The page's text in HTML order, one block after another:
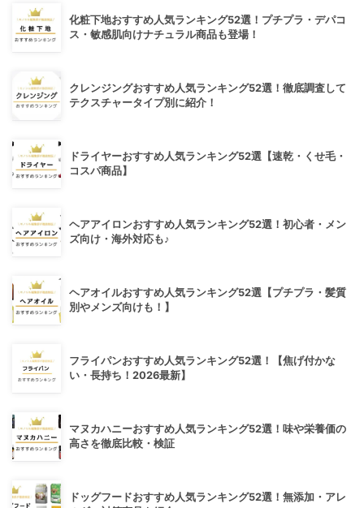
化粧下地おすすめ人気ランキング52選！プチプラ・デパコ
ス・敏感肌向けナチュラル商品も登場！
クレンジングおすすめ人気ランキング52選！徹底調査して
テクスチャータイプ別に紹介！
ドライヤーおすすめ人気ランキング52選【速乾・くせ毛・
コスパ商品】
ヘアアイロンおすすめ人気ランキング52選！初心者・メン
ズ向け・海外対応も♪
ヘアオイルおすすめ人気ランキング52選【プチプラ・髪質
別やメンズ向けも！】
フライパンおすすめ人気ランキング52選！【焦げ付かな
い・長持ち！2026最新】
マヌカハニーおすすめ人気ランキング52選！味や栄養価の
高さを徹底比較・検証
ドッグフードおすすめ人気ランキング52選！無添加・アレ